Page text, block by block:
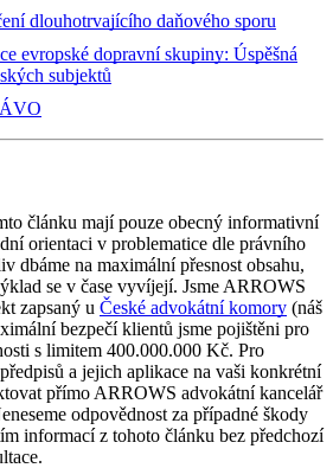
dlouhotrvajícího daňového sporu
evropské dopravní skupiny: Úspěšná
subjektů
článku mají pouze obecný informativní
orientaci v problematice dle právního
dbáme na maximální přesnost obsahu,
se v čase vyvíjejí. Jsme ARROWS
zapsaný u České advokátní komory (náš
bezpečí klientů jsme pojištěni pro
s limitem 400.000.000 Kč. Pro
a jejich aplikace na vaši konkrétní
přímo ARROWS advokátní kancelář
odpovědnost za případné škody
informací z tohoto článku bez předchozí